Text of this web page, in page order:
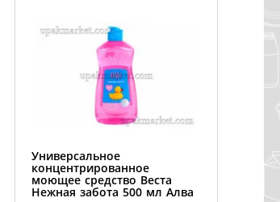
Универсальное
концентрированное
моющее средство Веста
Нежная забота 500 мл Алва